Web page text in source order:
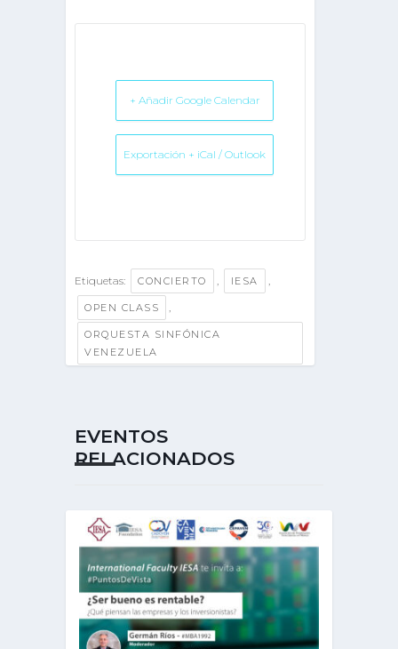
+ Añadir Google Calendar
Exportación + iCal / Outlook
Etiquetas: CONCIERTO IESA
OPEN CLASS
ORQUESTA SINFÓNICA
VENEZUELA
EVENTOS
RELACIONADOS